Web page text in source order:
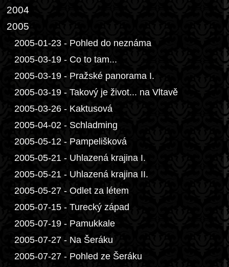
2004
2005
2005-01-23 - Pohled do neznáma
2005-03-19 - Co to tam...
2005-03-19 - Pražské panorama I.
2005-03-19 - Takový je život... na Vltavě
2005-03-26 - Kaktusová
2005-04-02 - Schladming
2005-05-12 - Pampelišková
2005-05-21 - Uhlazená krajina I.
2005-05-21 - Uhlazená krajina II.
2005-05-27 - Odlet za létem
2005-07-15 - Turecký západ
2005-07-19 - Pamukkale
2005-07-27 - Na Šeráku
2005-07-27 - Pohled ze Šeráku